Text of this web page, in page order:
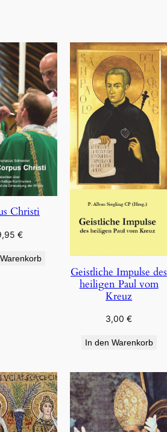
Christi
€
Geistliche Impulse des
heiligen Paul vom
Kreuz
3,00€
In den Warenkorb